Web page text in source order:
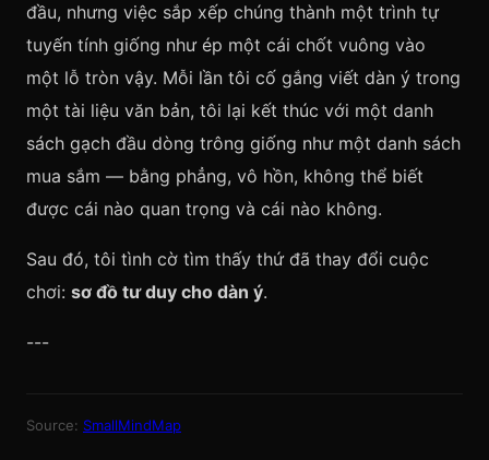
đầu, nhưng việc sắp xếp chúng thành một trình tự
tuyến tính giống như ép một cái chốt vuông vào
một lỗ tròn vậy. Mỗi lần tôi cố gắng viết dàn ý trong
một tài liệu văn bản, tôi lại kết thúc với một danh
sách gạch đầu dòng trông giống như một danh sách
mua sắm — bằng phẳng, vô hồn, không thể biết
được cái nào quan trọng và cái nào không.
Sau đó, tôi tình cờ tìm thấy thứ đã thay đổi cuộc
chơi: sơ đồ tư duy cho dàn ý.
---
Source: SmallMindMap